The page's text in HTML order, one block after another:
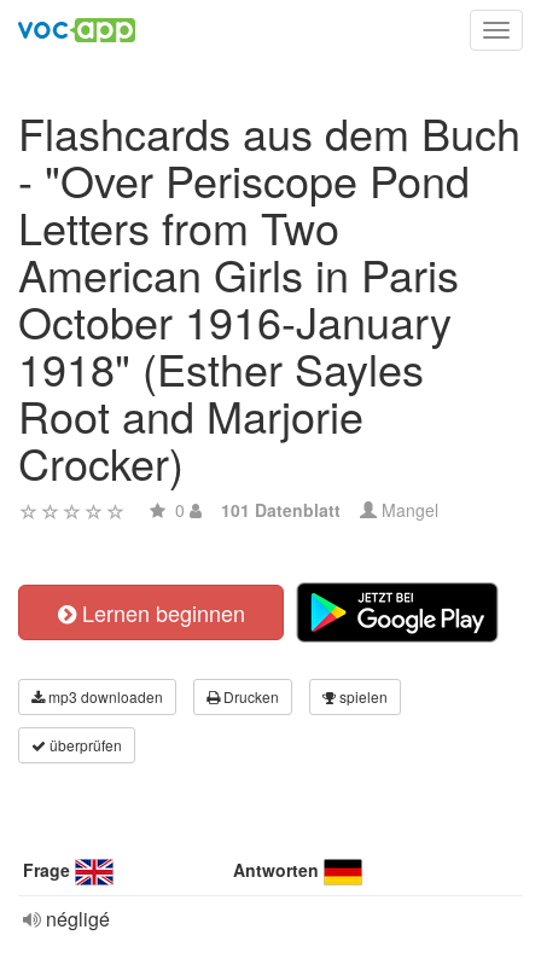
Flashcards aus dem Buch
- "Over Periscope Pond
Letters from Two
American Girls in Paris
October 1916-January
1918" (Esther Sayles
Root and Marjorie
Crocker)
0 101 Datenblatt Mangel
Lernen beginnen
mp3 downloaden Drucken spielen
überprüfen
Frage Antworten
négligé